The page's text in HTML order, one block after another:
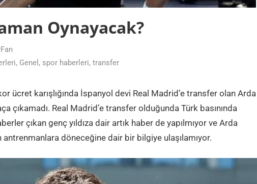
Oynayacak?
, Genel , spor haberleri, transfer
ücret karışlığında İspanyol devi Real Madrid’e transfer olan Arda
çıkamadı. Real Madrid’e transfer olduğunda Türk basınında
çıkan genç yıldıza dair artık haber de yapılmıyor ve Arda
antrenmanlara döneceğine dair bir bilgiye ulaşılamıyor.